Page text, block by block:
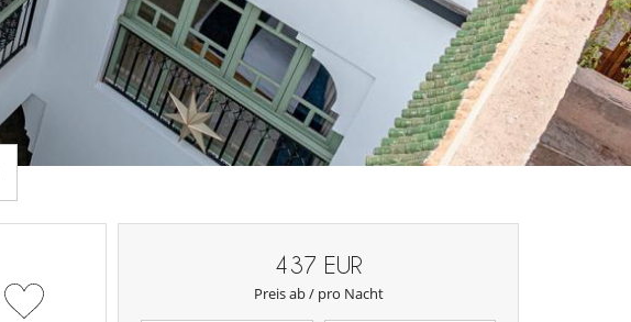
437 EUR
Preis ab / pro Nacht